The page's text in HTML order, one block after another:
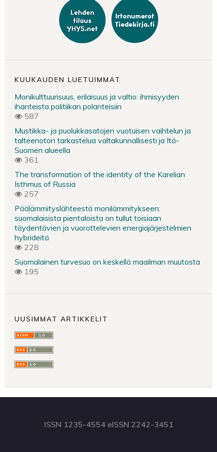
KUUKAUDEN LUETUIMMAT
Monikulttuurisuus, erilaisuus ja valtio: ihmisyyden
ihanteista politiikan polanteisiin
587
Mustikka- ja puolukkasatojen vuotuisen vaihtelun ja
talteenoton tarkastelua valtakunnallisesti ja Itä-
Suomen alueella
361
The transformation of the identity of the Karelian
Isthmus of Russia
257
Päälämmityslähteestä monilämmitykseen:
suomalaisista pientaloista on tullut toisiaan
täydentävien ja vuorottelevien energiajärjestelmien
hybrideitä
228
Suomalainen turvesuo on keskellä maailman muutosta
195
UUSIMMAT ARTIKKELIT
ISSN 1235-4554 eISSN 2242-3451